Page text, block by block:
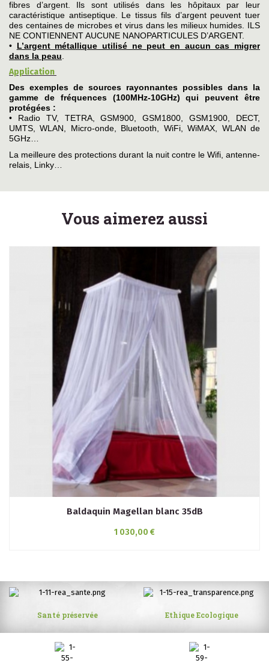
fibres d’argent. Ils sont utilisés dans les hôpitaux par leur
caractéristique antiseptique. Le tissus fils d’argent peuvent tuer
des centaines de microbes et virus dans les milieux humides. ILS
NE CONTIENNENT AUCUNE NANOPARTICULES D’ARGENT.
• L’argent métallique utilisé ne peut en aucun cas migrer
dans la peau
Application
Des exemples de sources rayonnantes possibles dans la
gamme de fréquences (100MHz-10GHz) qui peuvent être
protégées :
• Radio TV, TETRA, GSM900, GSM1800, GSM1900, DECT,
UMTS, WLAN, Micro-onde, Bluetooth, WiFi, WiMAX, WLAN de
5GHz…
La meilleure des protections durant la nuit contre le Wifi, antenne-
relais, Linky…
Vous aimerez aussi
Baldaquin Magellan blanc 35dB
1 030,00 €
Santé préservée Ethique Ecologique